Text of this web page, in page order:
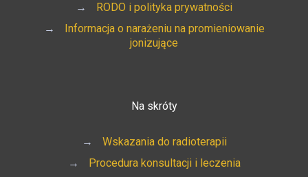
→
RODO i polityka prywatności
→
Informacja o narażeniu na promieniowanie
jonizujące
Na skróty
→
Wskazania do radioterapii
→
Procedura konsultacji i leczenia